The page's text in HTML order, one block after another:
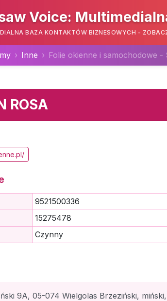
Voice:
BAZA KONTAKTÓW BIZNESOWYCH -
Inne Folie okienne i samochodowe -
ROSA
9521500336
15275478
Czynny
9A, 05-074 Wielgolas Brzeziński,